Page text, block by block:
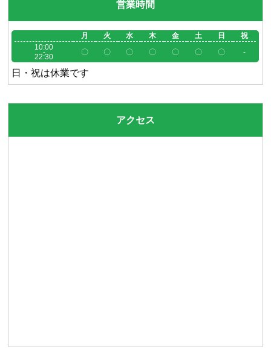
営業時間
月 火 水 木 金 土 日
祝
10:00
-
22:30
〇 〇 〇 〇 〇 〇 〇 -
日・祝は休業です
アクセス